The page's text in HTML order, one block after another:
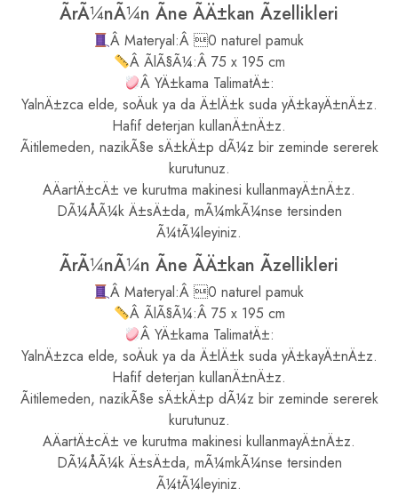
ÃrÃ¼nÃ¼n Ãne ÃÄ±kan Ãzellikleri
Â Materyal:Â 0 naturel pamuk
Â ÃlÃ§Ã¼:Â 75 x 195 cm
Â YÄ±kama TalimatÄ±:
YalnÄ±zca elde, soÄuk ya da Ä±lÄ±k suda yÄ±kayÄ±nÄ±z.
Hafif deterjan kullanÄ±nÄ±z.
Ãitilemeden, nazikÃ§e sÄ±kÄ±p dÃ¼z bir zeminde sererek
kurutunuz.
AÄartÄ±cÄ± ve kurutma makinesi kullanmayÄ±nÄ±z.
DÃ¼ÅÃ¼k Ä±sÄ±da, mÃ¼mkÃ¼nse tersinden
Ã¼tÃ¼leyiniz.
ÃrÃ¼nÃ¼n Ãne ÃÄ±kan Ãzellikleri
Â Materyal:Â 0 naturel pamuk
Â ÃlÃ§Ã¼:Â 75 x 195 cm
Â YÄ±kama TalimatÄ±:
YalnÄ±zca elde, soÄuk ya da Ä±lÄ±k suda yÄ±kayÄ±nÄ±z.
Hafif deterjan kullanÄ±nÄ±z.
Ãitilemeden, nazikÃ§e sÄ±kÄ±p dÃ¼z bir zeminde sererek
kurutunuz.
AÄartÄ±cÄ± ve kurutma makinesi kullanmayÄ±nÄ±z.
DÃ¼ÅÃ¼k Ä±sÄ±da, mÃ¼mkÃ¼nse tersinden
Ã¼tÃ¼leyiniz.